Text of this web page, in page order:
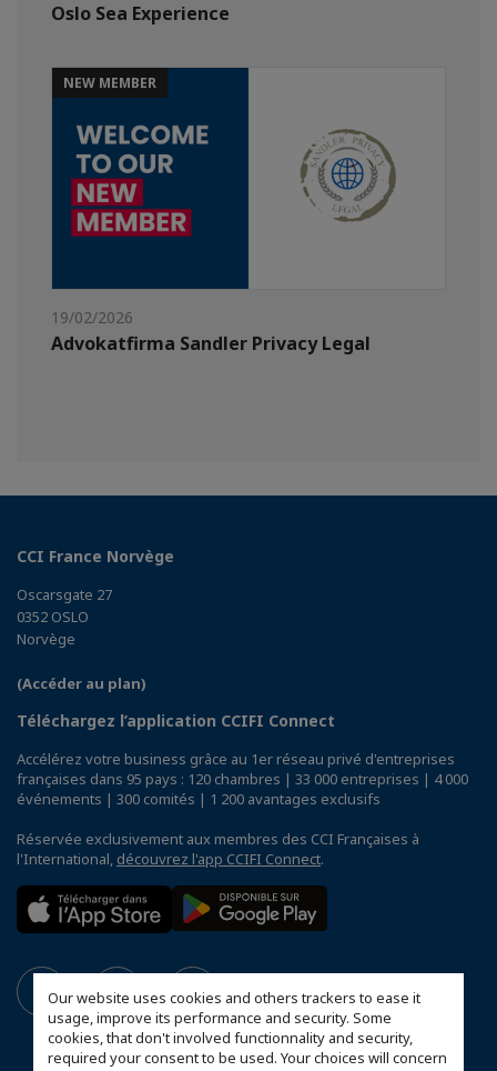
Our website uses cookies and others trackers to ease it
usage, improve its performance and security. Some
cookies, that don't involved functionnality and security,
required your consent to be used. Your choices will concern
Oslo Sea Experience
NEW MEMBER
19/02/2026
Advokatfirma Sandler Privacy Legal
CCI France Norvège
Oscarsgate 27
0352 OSLO
Norvège
(Accéder au plan)
Téléchargez l’application CCIFI Connect
Accélérez votre business grâce au 1er réseau privé d'entreprises
françaises dans 95 pays : 120 chambres | 33 000 entreprises | 4 000
événements | 300 comités | 1 200 avantages exclusifs
Réservée exclusivement aux membres des CCI Françaises à
l'International, découvrez l'app CCIFI Connect.